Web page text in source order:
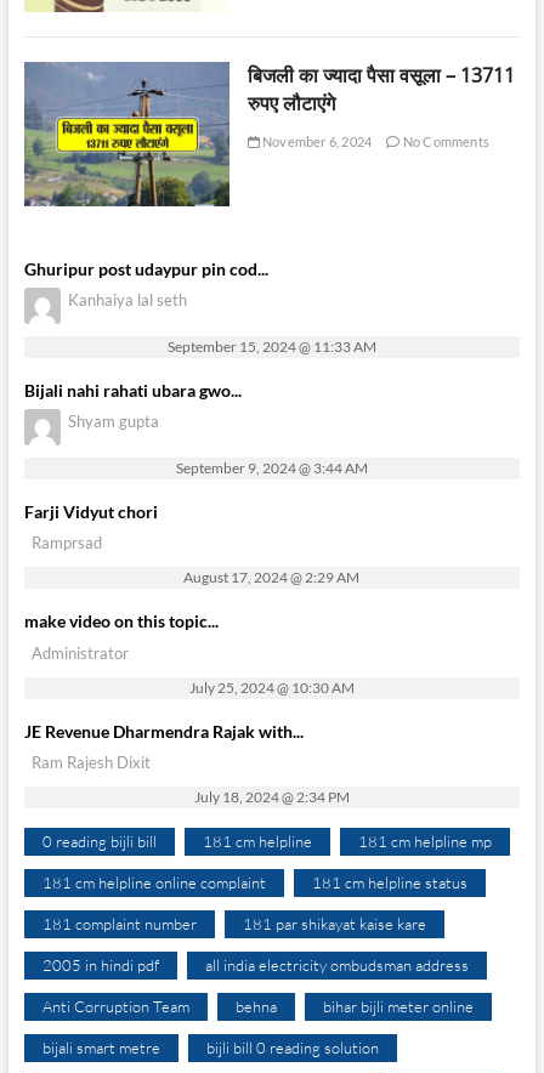
बिजली का ज्यादा पैसा वसूला – 13711
रुपए लौटाएंगे
November 6, 2024 No Comments
Ghuripur post udaypur pin cod...
Kanhaiya lal seth
September 15, 2024 @ 11:33 AM
Bijali nahi rahati ubara gwo...
Shyam gupta
September 9, 2024 @ 3:44 AM
Farji Vidyut chori
Ramprsad
August 17, 2024 @ 2:29 AM
make video on this topic...
Administrator
July 25, 2024 @ 10:30 AM
JE Revenue Dharmendra Rajak with...
Ram Rajesh Dixit
July 18, 2024 @ 2:34 PM
0 reading bijli bill 181 cm helpline 181 cm helpline mp
181 cm helpline online complaint 181 cm helpline status
181 complaint number 181 par shikayat kaise kare
2005 in hindi pdf all india electricity ombudsman address
Anti Corruption Team behna bihar bijli meter online
bijali smart metre bijli bill 0 reading solution